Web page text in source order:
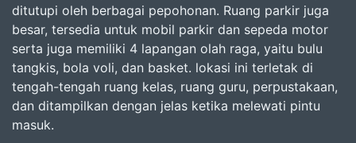
ditutupi oleh berbagai pepohonan. Ruang parkir juga
besar, tersedia untuk mobil parkir dan sepeda motor
serta juga memiliki 4 lapangan olah raga, yaitu bulu
tangkis, bola voli, dan basket. lokasi ini terletak di
tengah-tengah ruang kelas, ruang guru, perpustakaan,
dan ditampilkan dengan jelas ketika melewati pintu
masuk.